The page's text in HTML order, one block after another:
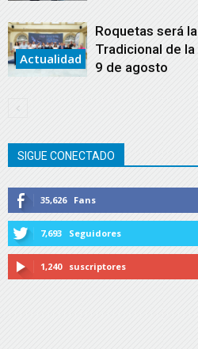
Actualidad
Roquetas será
Tradicional de
9 de agosto
SIGUE CONECTADO
35,626 Fans
7,693 Seguidores
1,240 suscriptores